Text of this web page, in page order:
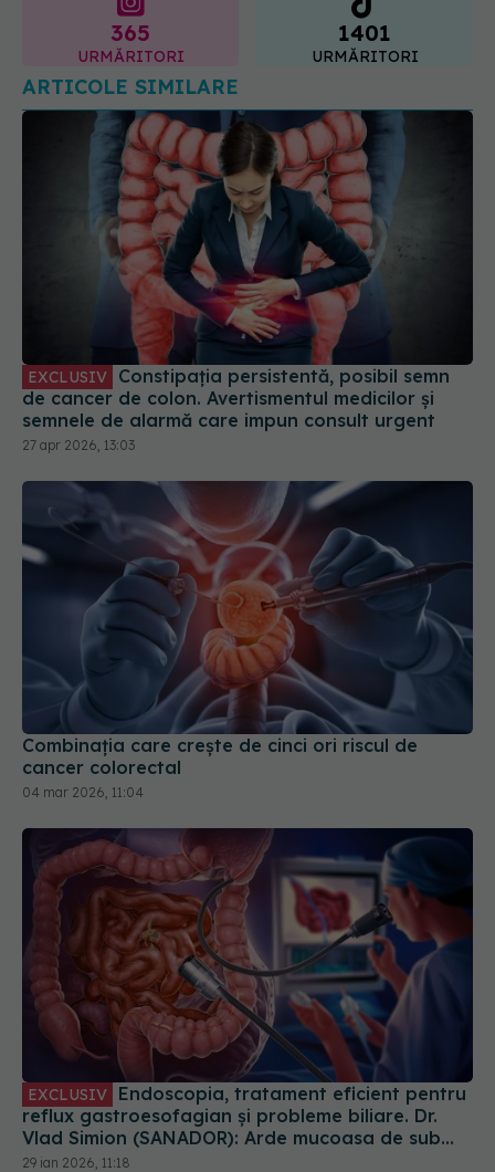
365
URMĂRITORI
1401
URMĂRITORI
ARTICOLE SIMILARE
EXCLUSIV
de cancer de colon. Avertismentul medicilor și
semnele de alarmă care impun consult urgent
27 apr 2026, 13:03
Combinația care crește de cinci ori riscul de
cancer colorectal
04 mar 2026, 11:04
EXCLUSIV
reflux gastroesofagian și probleme biliare. Dr.
Vlad Simion (SANADOR): Arde mucoasa de sub
esofag
29 ian 2026, 11:18